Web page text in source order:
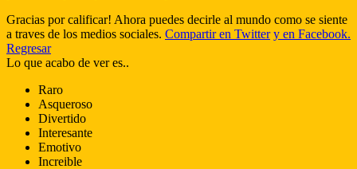
Gracias por calificar! Ahora puedes decirle al mundo como se siente
a traves de los medios sociales. Compartir en Twitter y en Facebook.
Regresar
Lo que acabo de ver es..
Raro
Asqueroso
Divertido
Interesante
Emotivo
Increible